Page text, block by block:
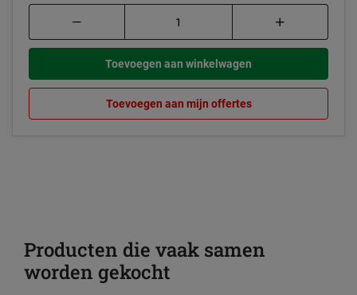
Toevoegen aan winkelwagen
Toevoegen aan mijn offertes
Producten die vaak samen
worden gekocht